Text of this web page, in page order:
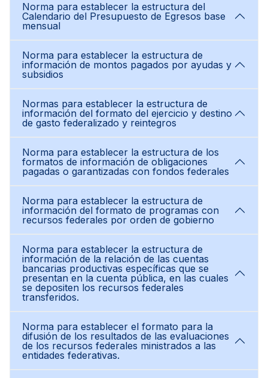
Norma para establecer la estructura del
Calendario del Presupuesto de Egresos base
mensual
Norma para establecer la estructura de
información de montos pagados por ayudas y
subsidios
Normas para establecer la estructura de
información del formato del ejercicio y destino
de gasto federalizado y reintegros
Norma para establecer la estructura de los
formatos de información de obligaciones
pagadas o garantizadas con fondos federales
Norma para establecer la estructura de
información del formato de programas con
recursos federales por orden de gobierno
Norma para establecer la estructura de
información de la relación de las cuentas
bancarias productivas específicas que se
presentan en la cuenta pública, en las cuales
se depositen los recursos federales
transferidos.
Norma para establecer el formato para la
difusión de los resultados de las evaluaciones
de los recursos federales ministrados a las
entidades federativas.